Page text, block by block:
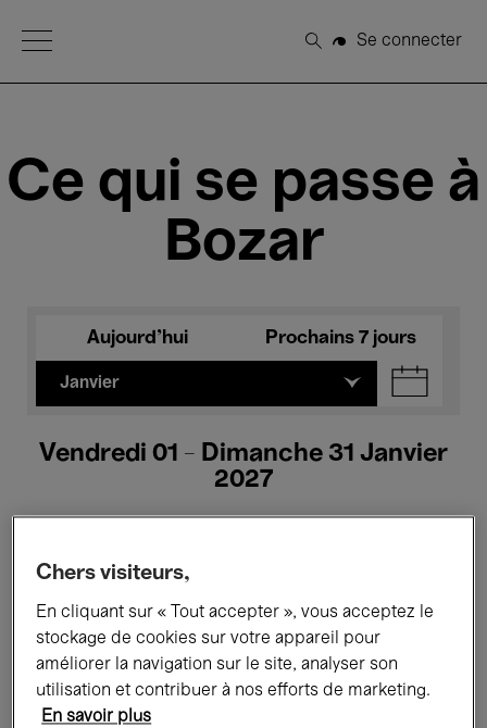
Open Menu
Rechercher
Se connecter
Ce qui se passe à
Bozar
Aujourd'hui Prochains 7 jours
Janvier
Vendredi 01 - Dimanche 31 Janvier
2027
Tous les événements Concerts
Expositions Films Performances
Rencontres & Débats
Chers visiteurs,
En cliquant sur « Tout accepter », vous acceptez le
stockage de cookies sur votre appareil pour
améliorer la navigation sur le site, analyser son
utilisation et contribuer à nos efforts de marketing.
En savoir plus